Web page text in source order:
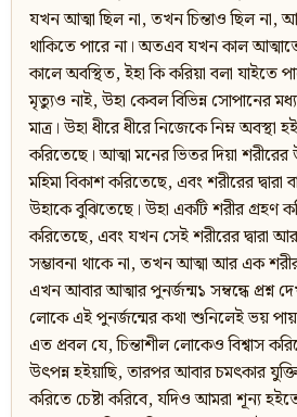
যখন আত্মা ছিল না, তখন চিন্তাও ছিল না,
থাকিতে পারে না। অতএব যখন কাল
কালে অবস্থিত, ইহা কি করিয়া বলা যাইতে
মৃত্যুও নাই, উহা কেবল বিভিন্ন সোপানের
মাত্র। উহা ধীরে ধীরে নিজেকে নিম্ন অবস্থা
করিতেছে। আত্মা মনের ভিতর দিয়া
মহিমা বিকাশ করিতেছে, এবং শরীরের দ্বারা
উহাকে বুঝিতেছে। উহা একটি শরীর গ্রহণ
করিতেছে, এবং যখন সেই শরীরের দ্বারা
সম্ভাবনা থাকে না, তখন আত্মা আর এক
এখন আবার আত্মার পুনর্জন্ম১ সম্বন্ধে প্রশ্ন
লোকে এই পুনর্জন্মের কথা শুনিলেই ভয়
এত প্রবল যে, চিন্তাশীল লোকেও বিশ্বাস
উৎপন্ন হইয়াছি, তারপর আবার চমৎকার
করিতে চেষ্টা করিবে, যদিও আমরা শূন্য